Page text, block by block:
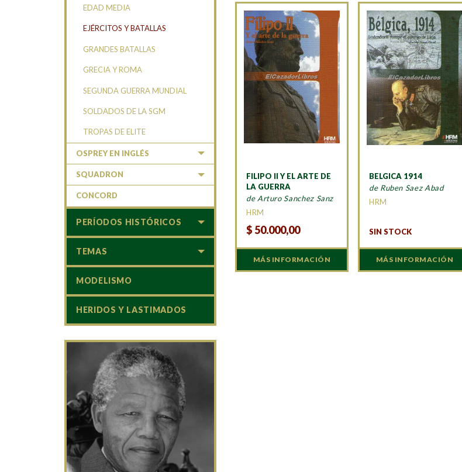
FILIPO II Y EL ARTE DE
LA GUERRA
de Arturo Sanchez Sanz
HRM
$ 50.000,00
MÁS INFORMACIÓN
BELGICA 1914
de Ruben Saez Abad
HRM
SIN STOCK
MÁS INFORMACIÓN
EDAD MEDIA
EJÉRCITOS Y BATALLAS
GRANDES BATALLAS
GRECIA Y ROMA
SEGUNDA GUERRA MUNDIAL
SOLDADOS DE LA SGM
TROPAS DE ELITE
OSPREY EN INGLÉS
SQUADRON
CONCORD
PERÍODOS HISTÓRICOS
TEMAS
MODELISMO
HERIDOS Y LASTIMADOS